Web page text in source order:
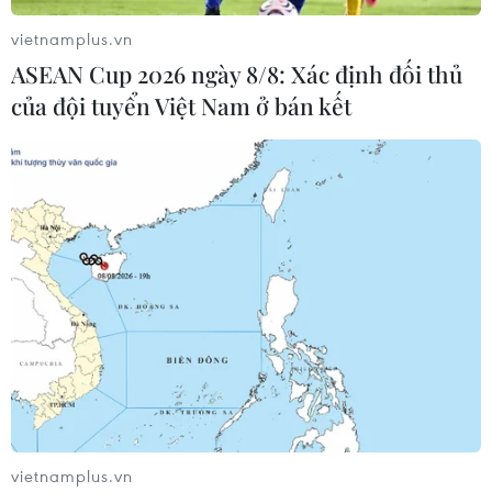
Xét xử vụ buôn lậu xăng dầu trị hơn 2.000
tỷ đồng tại Bình Thuận
12/12/2018 05:36
Sáng 12/12, Tòa án nhân dân tỉnh Bình Thuận đã đưa ra
xét xử sơ thẩm các bị cáo trong vụ án buôn lậu xăng
dầu của Công ty Cổ phần Dương Đông Hòa Phú.
vietnamplus.vn
ASEAN Cup 2026 ngày 8/8: Xác định đối thủ
của đội tuyển Việt Nam ở bán kết
vietnamplus.vn